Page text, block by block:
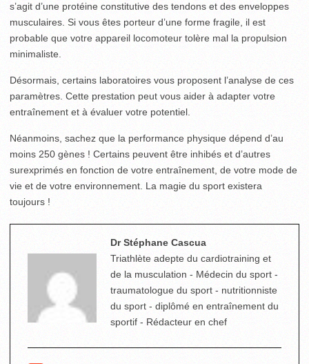
s’agit d’une protéine constitutive des tendons et des enveloppes
musculaires. Si vous êtes porteur d’une forme fragile, il est
probable que votre appareil locomoteur tolère mal la propulsion
minimaliste.
Désormais, certains laboratoires vous proposent l’analyse de ces
paramètres. Cette prestation peut vous aider à adapter votre
entraînement et à évaluer votre potentiel.
Néanmoins, sachez que la performance physique dépend d’au
moins 250 gènes ! Certains peuvent être inhibés et d’autres
surexprimés en fonction de votre entraînement, de votre mode de
vie et de votre environnement. La magie du sport existera
toujours !
Dr Stéphane Cascua
Triathlète adepte du cardiotraining et
de la musculation - Médecin du sport -
traumatologue du sport - nutritionniste
du sport - diplômé en entraînement du
sportif - Rédacteur en chef